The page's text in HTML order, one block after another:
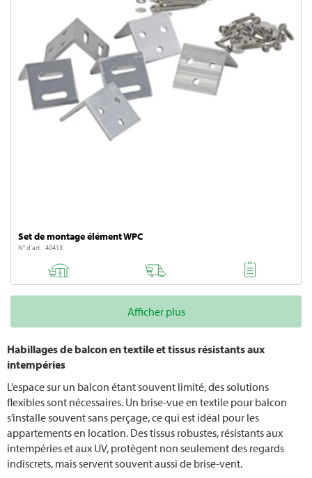
Set de montage élément WPC
N° d'art. 40413
Afficher plus
Habillages de balcon en textile et tissus résistants aux
intempéries
L’espace sur un balcon étant souvent limité, des solutions
flexibles sont nécessaires. Un brise-vue en textile pour balcon
s’installe souvent sans perçage, ce qui est idéal pour les
appartements en location. Des tissus robustes, résistants aux
intempéries et aux UV, protègent non seulement des regards
indiscrets, mais servent souvent aussi de brise-vent.
Taille de l'’herbe de la pampa
Permaculture jardin
Planter dans le jardin
Planter du bambou
Semer du gazon
Tondeuses robots sans câble périphérique
récolter la rhubarbe
Planter de la rhubarbe
Gazon en rouleau
Taille des rosiers en automne